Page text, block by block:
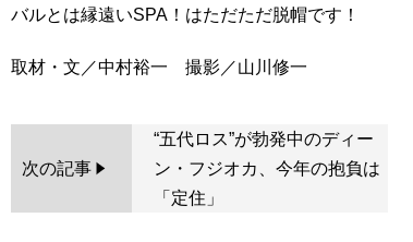
バルとは縁遠いSPA！はただただ脱帽です！
次の記事
“五代ロス”が勃発中のディー
ン・フジオカ、今年の抱負は
「定住」